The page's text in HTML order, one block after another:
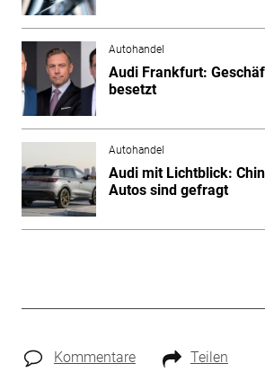
Autohandel
Audi Frankfurt:
besetzt
Autohandel
Audi mit Lichtblick:
Autos sind gefragt
Kommentare Teilen